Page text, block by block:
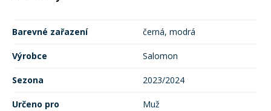
Barevné zařazení černá, modrá
Výrobce Salomon
Sezona 2023/2024
Určeno pro Muž